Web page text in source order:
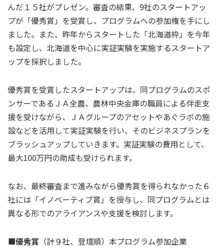
んだ１５社がプレゼン。審査の結果、9社のスタートアッ
プが「優秀賞」を受賞し、プログラムへの参加権を手にし
ました。また、昨年からスタートした「北海道枠」を今年
も設定し、北海道を中心に実証実験を実施するスタートア
ップを採択しました。
優秀賞を受賞したスタートアップは、同プログラムのスポ
ンサーであるＪＡ全農、農林中央金庫の職員による伴走支
援を受けながら、ＪＡグループのアセットやあぐラボの施
設などを活用して実証実験を行い、そのビジネスプランを
ブラッシュアップしていきます。実証実験の費用として、
最大100万円の助成も受けられます。
なお、最終審査まで進みながら優秀賞を得られなかった６
社には「イノベーティブ賞」を授与し、同プログラムとは
異なる形でのアライアンスや支援を検討します。
■優秀賞 （計９社、登壇順）本プログラム参加企業